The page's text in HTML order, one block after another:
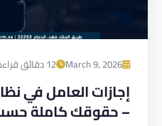
March 9, 2026 12 دقائق قراءة
إجازات العامل في
– حقوقك كاملة حسب